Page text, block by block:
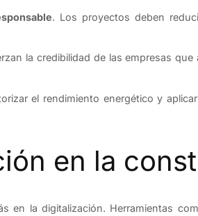
. Los proyectos deben
la credibilidad de las empresas
el rendimiento energético y
en la
en la digitalización. Herramientas